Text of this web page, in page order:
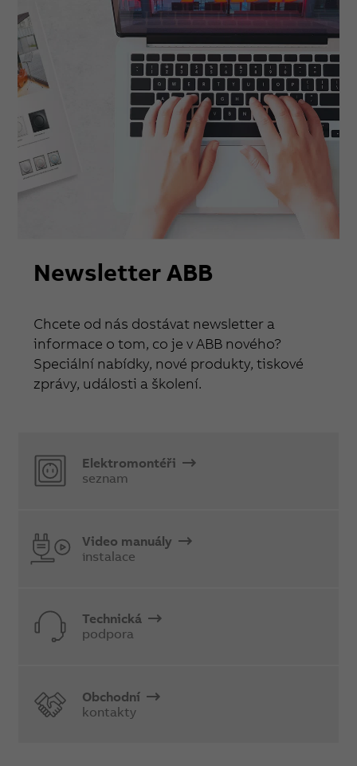
Newsletter ABB
Chcete od nás dostávat newsletter a
informace o tom, co je v ABB nového?
Speciální nabídky, nové produkty, tiskové
zprávy, události a školení.
Elektromontéři
seznam
Video manuály
instalace
Technická
podpora
Obchodní
kontakty